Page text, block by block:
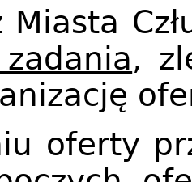
Miasta
,
oferty